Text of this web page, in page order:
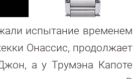
испытание временем
Онассис, продолжает
а у Трумэна Капоте